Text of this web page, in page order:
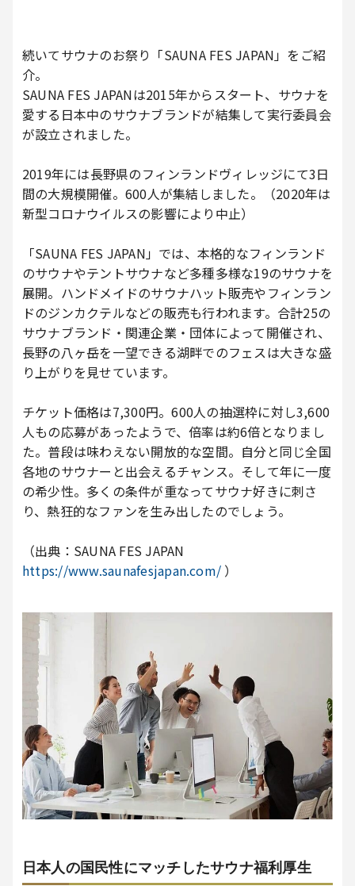
続いてサウナのお祭り「SAUNA FES JAPAN」をご紹
介。
SAUNA FES JAPANは2015年からスタート、サウナを
愛する日本中のサウナブランドが結集して実行委員会
が設立されました。
2019年には長野県のフィンランドヴィレッジにて3日
間の大規模開催。600人が集結しました。（2020年は
新型コロナウイルスの影響により中止）
「SAUNA FES JAPAN」では、本格的なフィンランド
のサウナやテントサウナなど多種多様な19のサウナを
展開。ハンドメイドのサウナハット販売やフィンラン
ドのジンカクテルなどの販売も行われます。合計25の
サウナブランド・関連企業・団体によって開催され、
長野の八ヶ岳を一望できる湖畔でのフェスは大きな盛
り上がりを見せています。
チケット価格は7,300円。600人の抽選枠に対し3,600
人もの応募があったようで、倍率は約6倍となりまし
た。普段は味わえない開放的な空間。自分と同じ全国
各地のサウナーと出会えるチャンス。そして年に一度
の希少性。多くの条件が重なってサウナ好きに刺さ
り、熱狂的なファンを生み出したのでしょう。
（出典：SAUNA FES JAPAN
https://www.saunafesjapan.com/ ）
日本人の国民性にマッチしたサウナ福利厚生